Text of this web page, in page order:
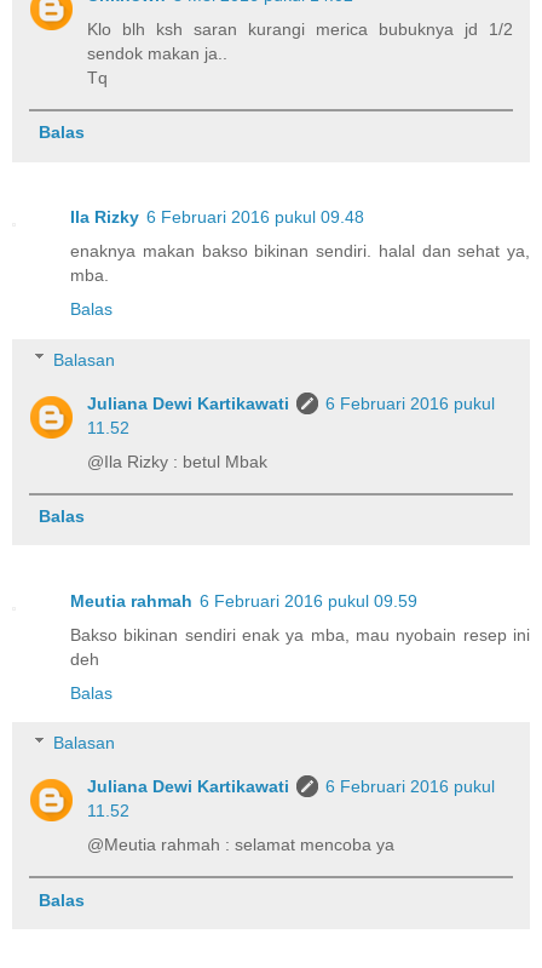
Klo blh ksh saran kurangi merica bubuknya jd 1/2
sendok makan ja..
Tq
Balas
Ila Rizky 6 Februari 2016 pukul 09.48
enaknya makan bakso bikinan sendiri. halal dan sehat ya,
mba.
Balas
Balasan
Juliana Dewi Kartikawati
6 Februari 2016 pukul
11.52
@Ila Rizky : betul Mbak
Balas
Meutia rahmah 6 Februari 2016 pukul 09.59
Bakso bikinan sendiri enak ya mba, mau nyobain resep ini
deh
Balas
Balasan
Juliana Dewi Kartikawati
6 Februari 2016 pukul
11.52
@Meutia rahmah : selamat mencoba ya
Balas